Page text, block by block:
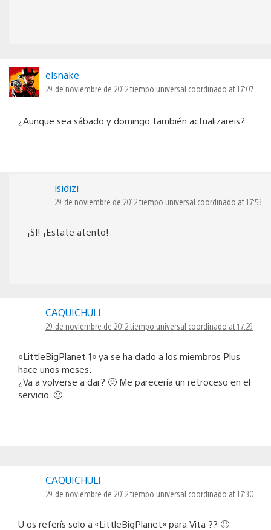
elsnake
29 de noviembre de 2012 tiempo universal coordinado at 17:07
¿Aunque sea sábado y domingo también actualizareis?
isidizi
29 de noviembre de 2012 tiempo universal coordinado at 17:53
¡SI! ¡Estate atento!
CAQUICHULI
29 de noviembre de 2012 tiempo universal coordinado at 17:29
«LittleBigPlanet 1» ya se ha dado a los miembros Plus
hace unos meses.
¿Va a volverse a dar? 🙁 Me parecería un retroceso en el
servicio. 🙁
CAQUICHULI
29 de noviembre de 2012 tiempo universal coordinado at 17:30
U os referís solo a «LittleBigPlanet» para Vita ?? 🙂